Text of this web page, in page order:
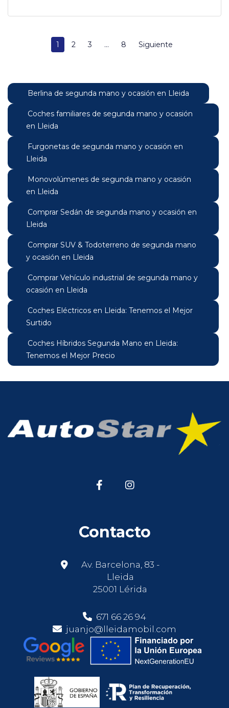
1 2 3 ... 8 Siguiente
Berlina de segunda mano y ocasión en Lleida
Coches familiares de segunda mano y ocasión
en Lleida
Furgonetas de segunda mano y ocasión en
Lleida
Monovolúmenes de segunda mano y ocasión
en Lleida
Comprar Sedán de segunda mano y ocasión en
Lleida
Comprar SUV & Todoterreno de segunda mano
y ocasión en Lleida
Comprar Vehículo industrial de segunda mano y
ocasión en Lleida
Coches Eléctricos en Lleida: Tenemos el Mejor
Surtido
Coches Híbridos Segunda Mano en Lleida:
Tenemos el Mejor Precio
Contacto
Av. Barcelona, 83 -
Lleida
25001 Lérida
671 66 26 94
juanjo@lleidamobil.com